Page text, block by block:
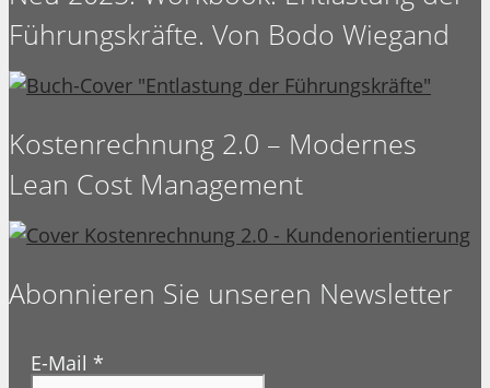
Führungskräfte. Von Bodo Wiegand
Kostenrechnung 2.0 – Modernes
Lean Cost Management
Abonnieren Sie unseren Newsletter
E-Mail *